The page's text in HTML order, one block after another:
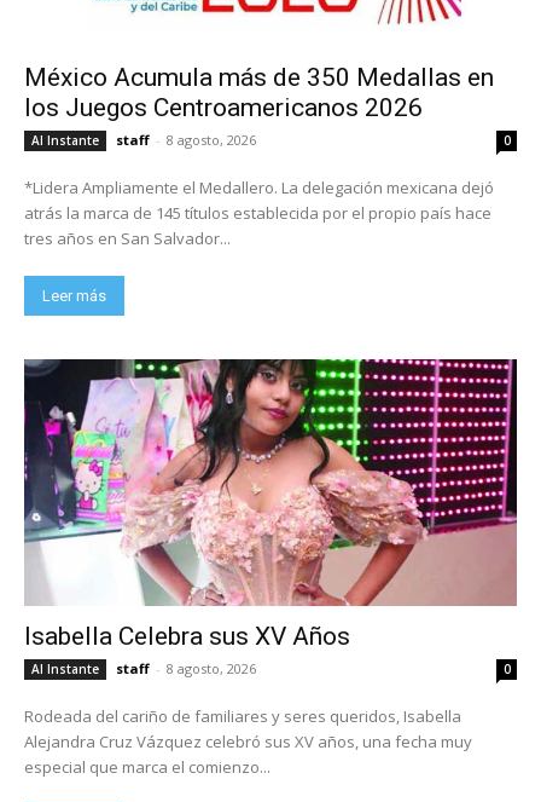
México Acumula más de 350 Medallas en
los Juegos Centroamericanos 2026
Al Instante staff - 8 agosto, 2026 0
*Lidera Ampliamente el Medallero. La delegación mexicana dejó
atrás la marca de 145 títulos establecida por el propio país hace
tres años en San Salvador...
Leer más
Isabella Celebra sus XV Años
Al Instante staff - 8 agosto, 2026 0
Rodeada del cariño de familiares y seres queridos, Isabella
Alejandra Cruz Vázquez celebró sus XV años, una fecha muy
especial que marca el comienzo...